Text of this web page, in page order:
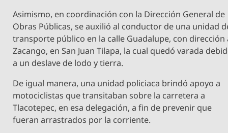
Asimismo, en coordinación con la Dirección General de
Obras Públicas, se auxilió al conductor de una unidad
transporte público en la calle Guadalupe, con dirección
Zacango, en San Juan Tilapa, la cual quedó varada
a un deslave de lodo y tierra.
De igual manera, una unidad policiaca brindó apoyo a
motociclistas que transitaban sobre la carretera a
Tlacotepec, en esa delegación, a fin de prevenir que
fueran arrastrados por la corriente.